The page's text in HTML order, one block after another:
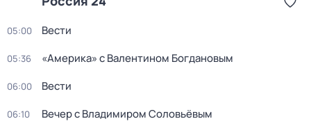
05:00 Вести
05:36 «Америка» с Валентином Богдановым
06:00 Вести
06:10 Вечер с Владимиром Соловьёвым